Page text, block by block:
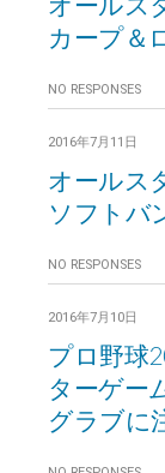
カープ＆
NO RESPONSES
2016年7月11日
オール
ソフトバ
NO RESPONSES
2016年7月10日
プロ野球
ターゲー
グラブに